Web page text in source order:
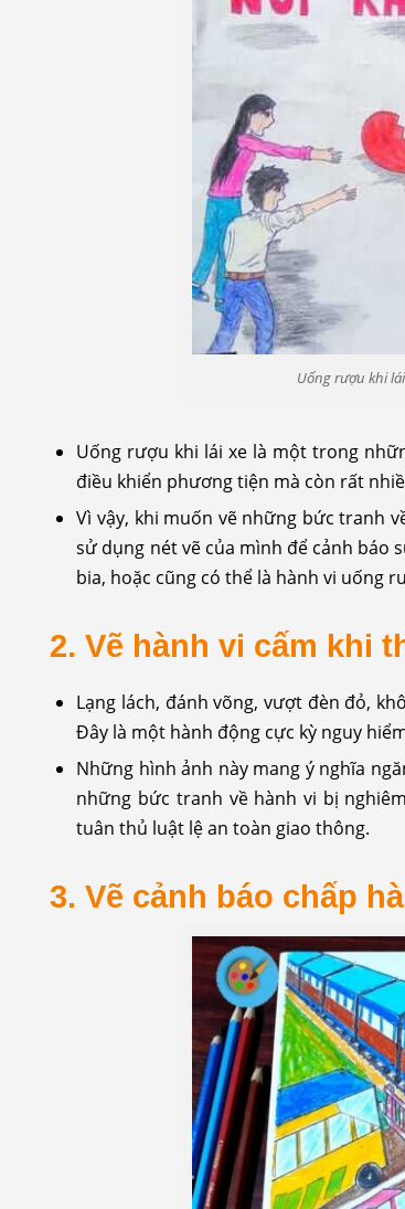
Uống rượu khi
Uống rượu khi lái xe là một trong
điều khiển phương tiện mà còn rất
Vì vậy, khi muốn vẽ những bức tranh
sử dụng nét vẽ của mình để cảnh báo
bia, hoặc cũng có thể là hành vi uống
2. Vẽ hành vi cấm khi
Lạng lách, đánh võng, vượt đèn đỏ,
Đây là một hành động cực kỳ nguy
Những hình ảnh này mang ý nghĩa
những bức tranh về hành vi bị
tuân thủ luật lệ an toàn giao thông.
3. Vẽ cảnh báo chấp